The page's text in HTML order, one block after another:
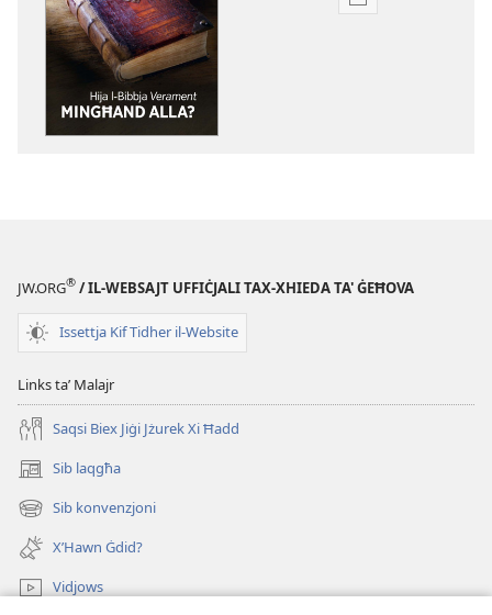
Għażliet
mingħand
JW.ORG® / IL-WEBSAJT UFFIĊJALI TAX-XHIEDA TA' ĠEĦOVA
Issettja Kif Tidher il-Website
Links taʼ Malajr
Saqsi Biex Jiġi Jżurek Xi Ħadd
Sib laqgħa
(opens
new
window)
Sib konvenzjoni
(opens
new
window)
X’Hawn Ġdid?
Vidjows